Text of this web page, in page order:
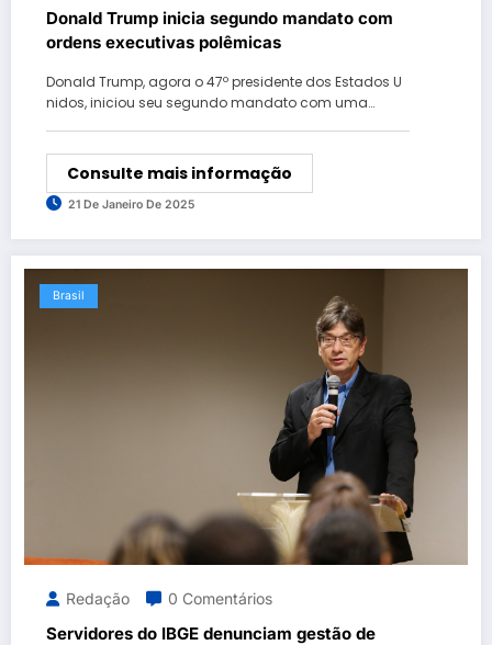
Donald Trump inicia segundo mandato com
ordens executivas polêmicas
Donald Trump, agora o 47º presidente dos Estados U
nidos, iniciou seu segundo mandato com uma…
Consulte mais informação
21 De Janeiro De 2025
Brasil
Redação 0 Comentários
Servidores do IBGE denunciam gestão de